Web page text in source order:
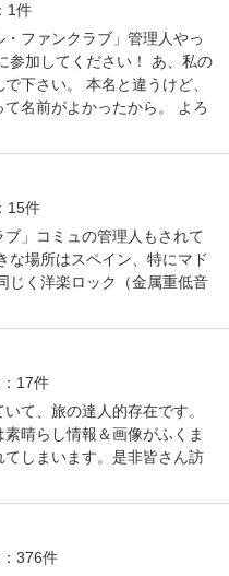
1件
ファンクラブ」管理人やっ
参加してください！ あ、私の
下さい。 本名と違うけど、
名前がよかったから。 よろ
15件
ブ」コミュの管理人もされて
な場所はスペイン、特にマド
じく洋楽ロック（金属重低音
17件
て、旅の達人的存在です。
晴らし情報＆画像がふくま
しまいます。是非皆さん訪
376件